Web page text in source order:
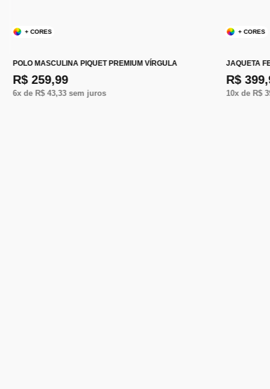
+ CORES
POLO MASCULINA PIQUET PREMIUM VÍRGULA
R$ 259,99
6x de R$ 43,33sem juros
+ CORES
JAQUETA
R$
10x de R$